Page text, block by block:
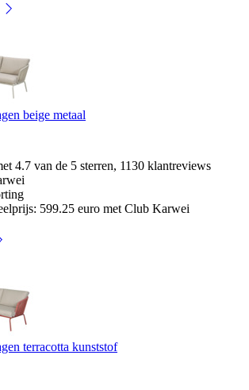
beige metaal
4.7 van de 5 sterren, 1130 klantreviews
599.25 euro met Club Karwei
terracotta kunststof